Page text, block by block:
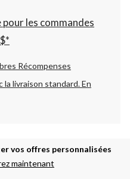
les commandes
Récompenses
la livraison standard.En
vos offres personnalisées
maintenant